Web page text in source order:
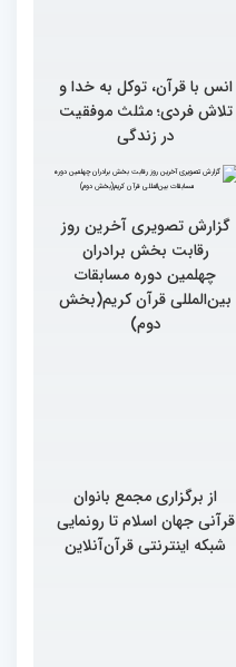
انس با قرآن، توکل به خدا و
تلاش فردی؛ مثلث موفقیت
در زندگی
گزارش تصویری آخرین روز
رقابت بخش برادران
چهلمین دوره مسابقات
بین‌المللی قرآن کریم(بخش
دوم)
از برگزاری مجمع بانوان
قرآنی جهان اسلام تا رونمایی
شبکه اینترنتی قرآن‌آنلاین